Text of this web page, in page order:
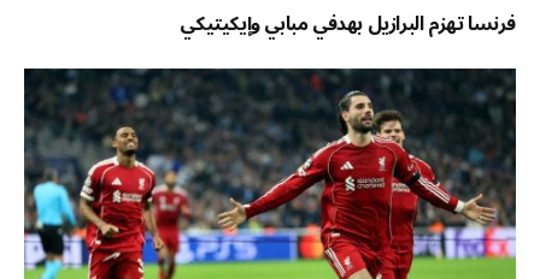
فرنسا تهزم البرازيل بهدفي مبابي وإيكيتيكي